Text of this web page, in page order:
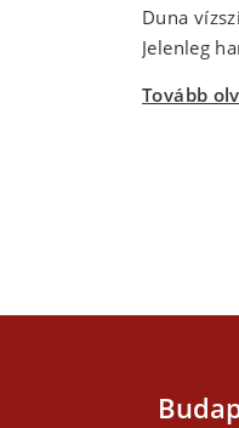
Duna
Jelenleg
Tovább